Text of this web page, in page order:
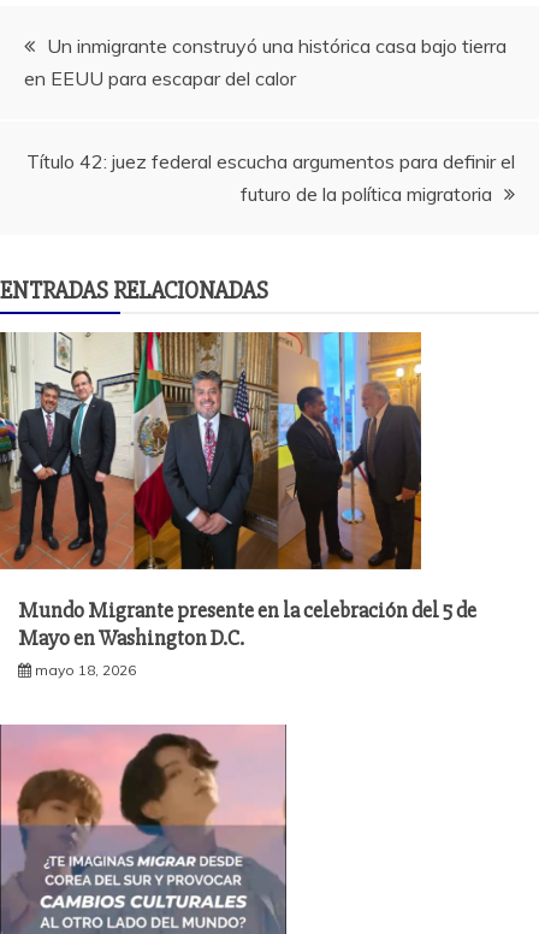
Navegación
de
entradas
Un inmigrante construyó una histórica casa bajo tierra
en EEUU para escapar del calor
Título 42: juez federal escucha argumentos para definir el
futuro de la política migratoria
ENTRADAS RELACIONADAS
Mundo Migrante presente en la celebración del 5 de
Mayo en Washington D.C.
mayo 18, 2026